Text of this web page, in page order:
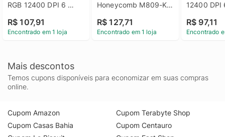
RGB 12400 DPI 6
Preto
R$ 107,91
Encontrado em 1 loja
Honeycomb M809-K
Botões PAW 3327 -
Preto
R$ 127,71
Encontrado em 1 loja
12400 DPI
Preto
R$ 97,11
Encontrado
Mais descontos
Temos cupons disponíveis para economizar em suas compras
online.
Cupom Amazon
Cupom Casas Bahia
Cupom Terabyte Shop
Cupom Centauro